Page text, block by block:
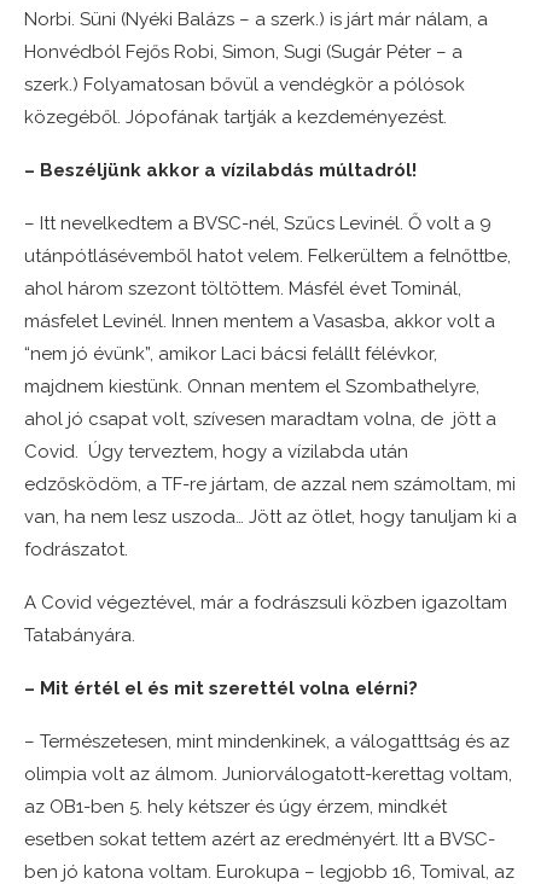
Norbi. Süni (Nyéki Balázs – a szerk.) is járt már nálam, a
Honvédból Fejős Robi, Simon, Sugi (Sugár Péter – a
szerk.) Folyamatosan bővül a vendégkör a pólósok
közegéből. Jópofának tartják a kezdeményezést.
– Beszéljünk akkor a vízilabdás múltadról!
– Itt nevelkedtem a BVSC-nél, Szűcs Levinél. Ő volt a 9
utánpótlásévemből hatot velem. Felkerültem a felnőttbe,
ahol három szezont töltöttem. Másfél évet Tominál,
másfelet Levinél. Innen mentem a Vasasba, akkor volt a
“nem jó évünk”, amikor Laci bácsi felállt félévkor,
majdnem kiestünk. Onnan mentem el Szombathelyre,
ahol jó csapat volt, szívesen maradtam volna, de jött a
Covid. Úgy terveztem, hogy a vízilabda után
edzősködöm, a TF-re jártam, de azzal nem számoltam, mi
van, ha nem lesz uszoda… Jött az ötlet, hogy tanuljam ki a
fodrászatot.
A Covid végeztével, már a fodrászsuli közben igazoltam
Tatabányára.
– Mit értél el és mit szerettél volna elérni?
– Természetesen, mint mindenkinek, a válogatttság és az
olimpia volt az álmom. Juniorválogatott-kerettag voltam,
az OB1-ben 5. hely kétszer és úgy érzem, mindkét
esetben sokat tettem azért az eredményért. Itt a BVSC-
ben jó katona voltam. Eurokupa – legjobb 16, Tomival, az